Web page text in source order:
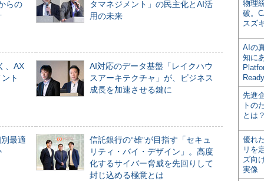
らの
タマネジメント」の民主化とAI活
用の未来
、AX
ト
AI対応のデータ基盤「レイクハウ
スアーキテクチャ」が、ビジネス
成長を加速させる鍵に
最適
信託銀行の“雄”が目指す「セキュ
リティ・バイ・デザイン」。高度
化するサイバー脅威を先回りして
封じ込める極意とは
物理
破。
スズ
AIの
知に
先進
トの
とは
優れ
リを
ズ向
実像